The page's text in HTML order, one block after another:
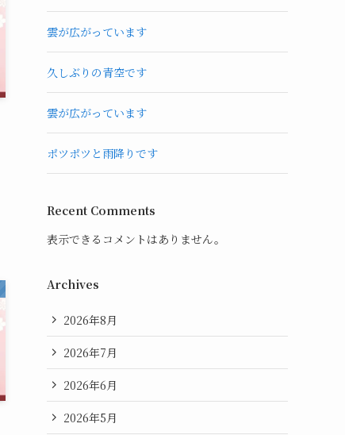
雲が広がっています
久しぶりの青空です
雲が広がっています
ポツポツと雨降りです
Recent Comments
表示できるコメントはありません。
Archives
2026年8月
2026年7月
2026年6月
2026年5月